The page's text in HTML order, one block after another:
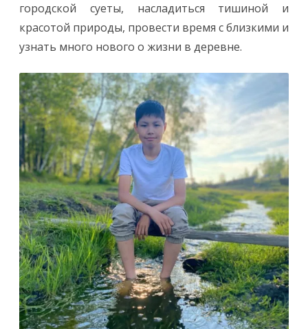
городской суеты, насладиться тишиной и
красотой природы, провести время с близкими и
узнать много нового о жизни в деревне.